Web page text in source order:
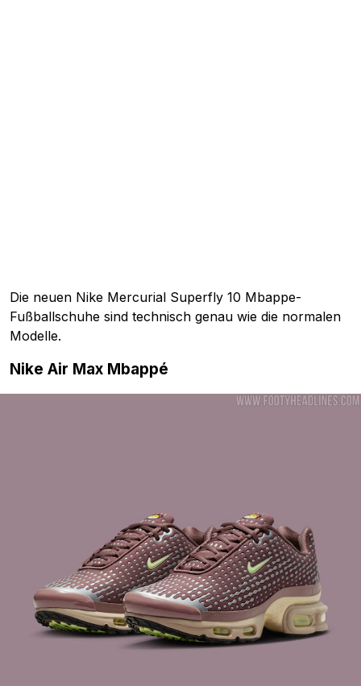
Die neuen Nike Mercurial Superfly 10 Mbappe-
Fußballschuhe sind technisch genau wie die normalen
Modelle.
Nike Air Max Mbappé